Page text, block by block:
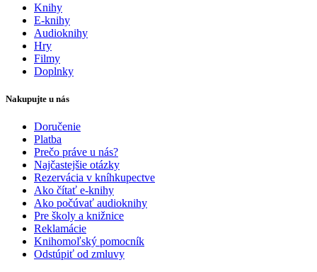
Knihy
E-knihy
Audioknihy
Hry
Filmy
Doplnky
Nakupujte u nás
Doručenie
Platba
Prečo práve u nás?
Najčastejšie otázky
Rezervácia v kníhkupectve
Ako čítať e-knihy
Ako počúvať audioknihy
Pre školy a knižnice
Reklamácie
Knihomoľský pomocník
Odstúpiť od zmluvy